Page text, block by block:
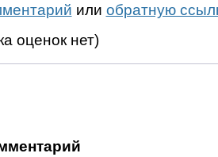
или обратную
оценок нет)